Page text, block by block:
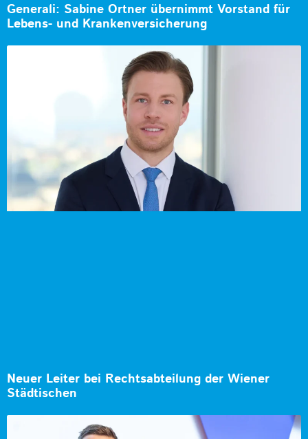
Generali: Sabine Ortner übernimmt Vorstand für
Lebens- und Krankenversicherung
Neuer Leiter bei Rechtsabteilung der Wiener
Städtischen